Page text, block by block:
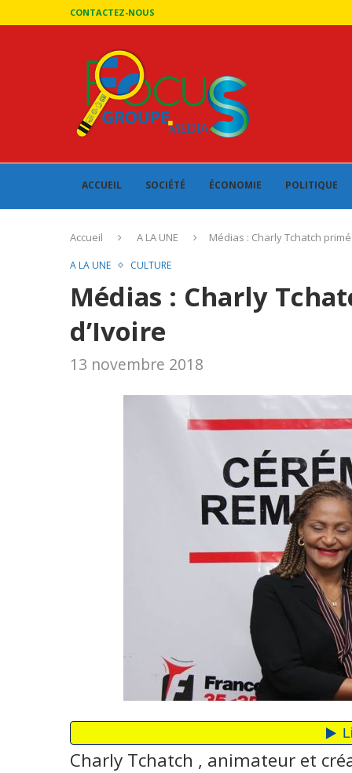
CONTACTEZ-NOUS
ACCUEIL SOCIÉTÉ ÉCONOMIE POLITIQUE
Accueil A LA UNE Médias : Charly Tchatch
A LA UNE CULTURE
Médias : Charly
d’Ivoire
13 novembre 2018
Charly Tchatch , animateur et